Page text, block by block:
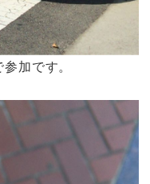
加です。